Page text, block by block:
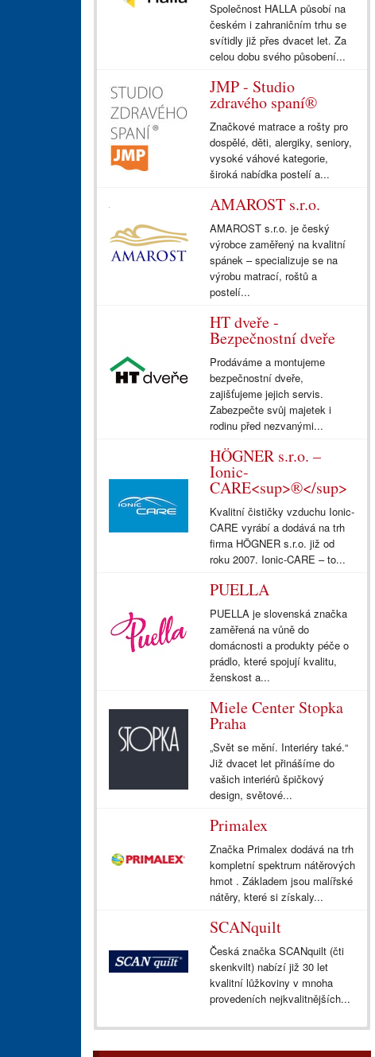
Společnost HALLA působí na
českém i zahraničním trhu se
svítidly již přes dvacet let. Za
celou dobu svého působení...
JMP - Studio
zdravého spaní®
Značkové matrace a rošty pro
dospělé, děti, alergiky, seniory,
vysoké váhové kategorie,
široká nabídka postelí a...
AMAROST s.r.o.
AMAROST s.r.o. je český
výrobce zaměřený na kvalitní
spánek – specializuje se na
výrobu matrací, roštů a
postelí...
HT dveře -
Bezpečnostní dveře
Prodáváme a montujeme
bezpečnostní dveře,
zajišťujeme jejich servis.
Zabezpečte svůj majetek i
rodinu před nezvanými...
HÖGNER s.r.o. –
Ionic-
CARE<sup>®</sup>
Kvalitní čističky vzduchu Ionic-
CARE vyrábí a dodává na trh
firma HÖGNER s.r.o. již od
roku 2007. Ionic-CARE – to...
PUELLA
PUELLA je slovenská značka
zaměřená na vůně do
domácnosti a produkty péče o
prádlo, které spojují kvalitu,
ženskost a...
Miele Center Stopka
Praha
„Svět se mění. Interiéry také.“
Již dvacet let přinášíme do
vašich interiérů špičkový
design, světové...
Primalex
Značka Primalex dodává na trh
kompletní spektrum nátěrových
hmot . Základem jsou malířské
nátěry, které si získaly...
SCANquilt
Česká značka SCANquilt (čti
skenkvilt) nabízí již 30 let
kvalitní lůžkoviny v mnoha
provedeních nejkvalitnějších...